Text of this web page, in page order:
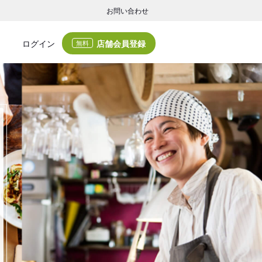
お問い合わせ
ログイン 無料 店舗会員登録
集客・業務支援
グの集客サービスと業務支援サービスで店舗経営の課題解決を支援します。